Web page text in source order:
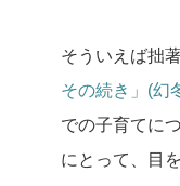
そういえば拙著
その続き」(幻
での子育てに
にとって、目